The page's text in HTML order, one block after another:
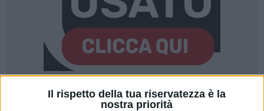
Il rispetto della tua riservatezza è la
nostra priorità
143